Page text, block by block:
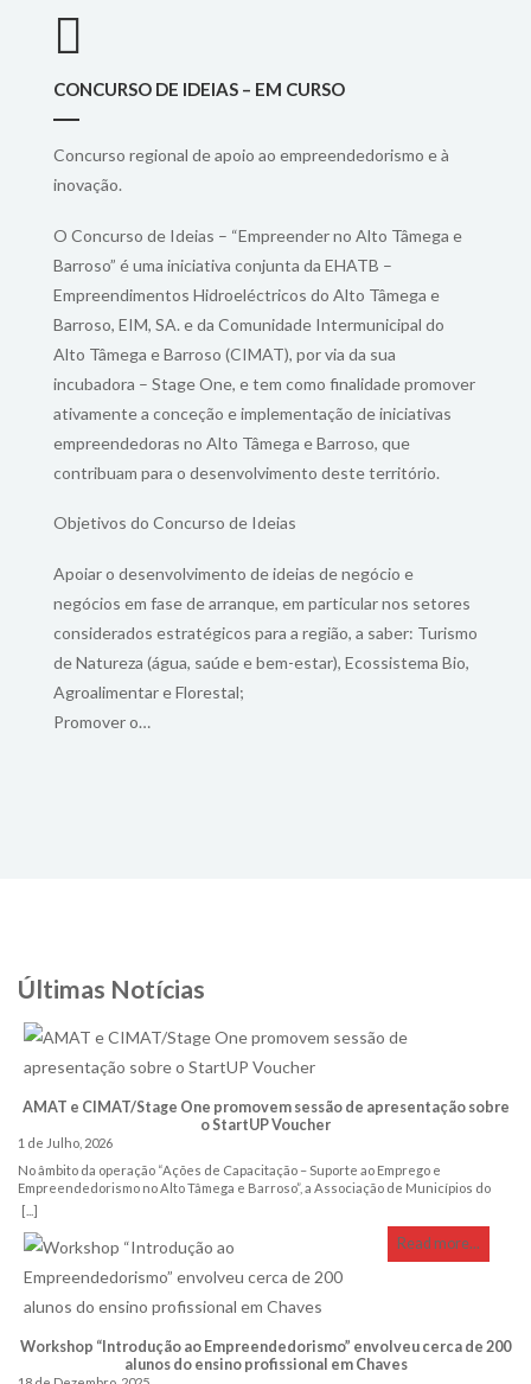
CONCURSO DE IDEIAS – EM CURSO
Concurso regional de apoio ao empreendedorismo e à
inovação.
O Concurso de Ideias – “Empreender no Alto Tâmega e
Barroso” é uma iniciativa conjunta da EHATB –
Empreendimentos Hidroeléctricos do Alto Tâmega e
Barroso, EIM, SA. e da Comunidade Intermunicipal do
Alto Tâmega e Barroso (CIMAT), por via da sua
incubadora – Stage One, e tem como finalidade promover
ativamente a conceção e implementação de iniciativas
empreendedoras no Alto Tâmega e Barroso, que
contribuam para o desenvolvimento deste território.
Objetivos do Concurso de Ideias
Apoiar o desenvolvimento de ideias de negócio e
negócios em fase de arranque, em particular nos setores
considerados estratégicos para a região, a saber: Turismo
de Natureza (água, saúde e bem-estar), Ecossistema Bio,
Agroalimentar e Florestal;
Promover o…
Últimas Notícias
AMAT e CIMAT/Stage One promovem sessão de apresentação sobre
o StartUP Voucher
1 de Julho, 2026
No âmbito da operação “Ações de Capacitação – Suporte ao Emprego e
Empreendedorismo no Alto Tâmega e Barroso”, a Associação de Municípios do
Alto Tâmega (AMAT), em parceria com a Comunidade Intermunicipal do Alto
Tâmega e Barroso (CIMAT)/Stage One, promove, no próximo dia 13 de julho, pelas
15h00, uma sessão online de apresentação dedicada ao programa StartUP
Voucher, promovido pelo IAPMEI que apoia jovens na criação do próprio emprego
através do desenvolvimento de projetos empresariais inovadores em áreas de
características do programa, esclarecer dúvidas sobre as condições de
disponibilizados aos jovens empreendedores. O StartUP Voucher destina-se a
jovens com idade até aos 29 anos (inclusive), detentores de licenciatura ou grau
[...]
Read more...
Workshop “Introdução ao Empreendedorismo” envolveu cerca de 200
alunos do ensino profissional em Chaves